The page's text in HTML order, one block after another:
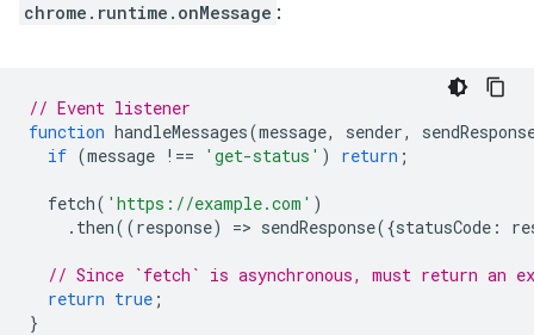
chrome.runtime.onMessage :
// Event listener
function handleMessages(message, sender,
if (message !== 'get-status' ) return ;
fetch( 'https://example.com' )
. then((response) => sendResponse({statusCode :
// Since `fetch` is asynchronous, must return an
return true ;
}